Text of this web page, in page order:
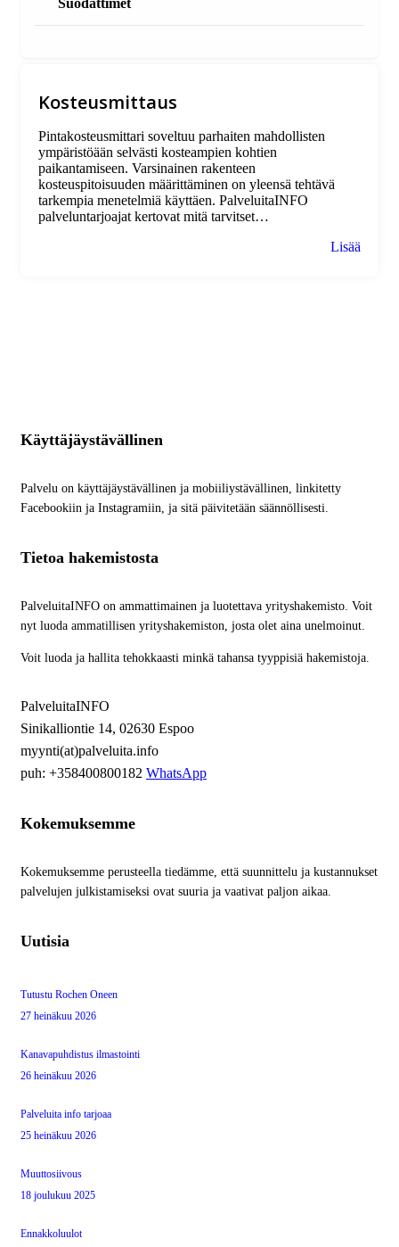
Kosteusmittaus
Pintakosteusmittari soveltuu parhaiten mahdollisten
ympäristöään selvästi kosteampien kohtien
paikantamiseen. Varsinainen rakenteen
kosteuspitoisuuden määrittäminen on yleensä tehtävä
tarkempia menetelmiä käyttäen. PalveluitaINFO
palveluntarjoajat kertovat mitä tarvitset…
Lisää
Käyttäjäystävällinen
Palvelu on käyttäjäystävällinen ja mobiiliystävällinen, linkitetty
Facebookiin ja Instagramiin, ja sitä päivitetään säännöllisesti.
Tietoa hakemistosta
PalveluitaINFO on ammattimainen ja luotettava yrityshakemisto. Voit
nyt luoda ammatillisen yrityshakemiston, josta olet aina unelmoinut.
Voit luoda ja hallita tehokkaasti minkä tahansa tyyppisiä hakemistoja.
PalveluitaINFO
Sinikalliontie 14, 02630 Espoo
myynti(at)palveluita.info
puh: +358400800182 WhatsApp
Kokemuksemme
Kokemuksemme perusteella tiedämme, että suunnittelu ja kustannukset
palvelujen julkistamiseksi ovat suuria ja vaativat paljon aikaa.
Uutisia
Tutustu Rochen Oneen
27 heinäkuu 2026
Kanavapuhdistus ilmastointi
26 heinäkuu 2026
Palveluita info tarjoaa
25 heinäkuu 2026
Muuttosiivous
18 joulukuu 2025
Ennakkoluulot